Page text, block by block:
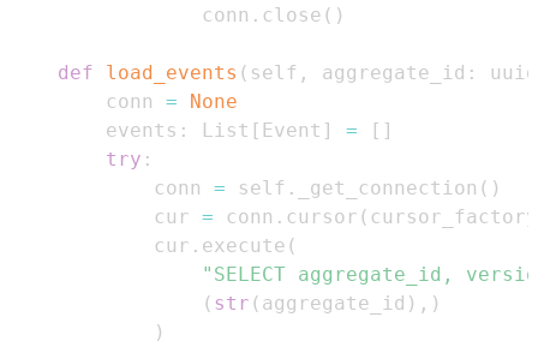
                conn
. close ( )
def load_events ( self , aggregate_id :
uuid
        conn
=
None
        events
: List [ Event ] = [ ]
try :
            conn
= self . _get_connection ( )
            cur
= conn . cursor ( cursor_factory
            cur
. execute (
"SELECT aggregate_id,
( str ( aggregate_id ) , )
)